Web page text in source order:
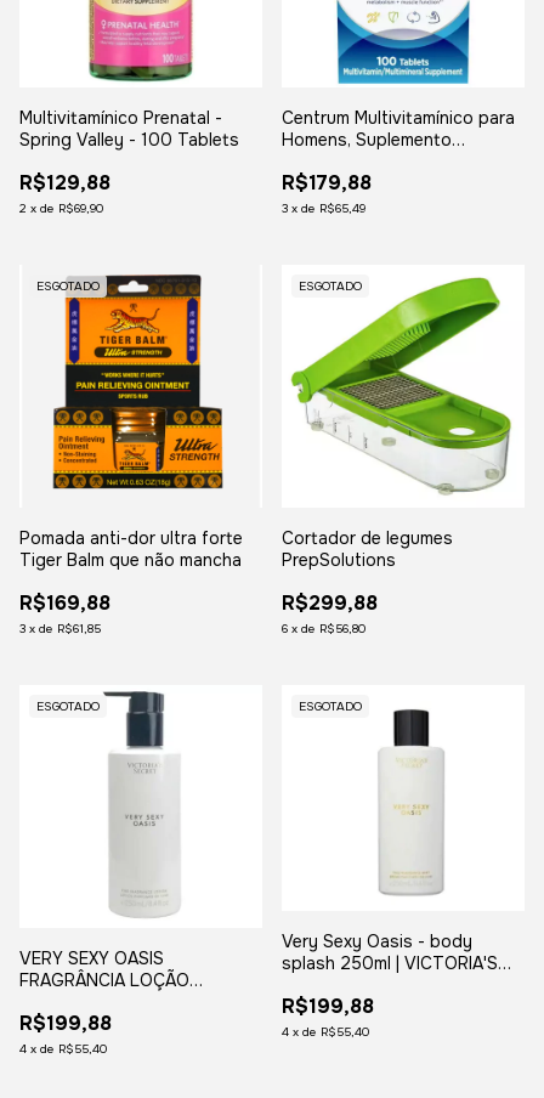
Multivitamínico Prenatal -
Spring Valley - 100 Tablets
R$129,88
2 x de R$69,90
Centrum Multivitamínico para
Homens, Suplemento
100 unidades
R$179,88
3 x de R$65,49
ESGOTADO
Pomada anti-dor ultra forte
Tiger Balm que não mancha
R$169,88
3 x de R$61,85
ESGOTADO
Cortador de legumes
PrepSolutions
R$299,88
6 x de R$56,80
ESGOTADO
VERY SEXY OASIS
FRAGRÂNCIA LOÇÃO
R$199,88
4 x de R$55,40
ESGOTADO
Very Sexy Oasis - body
splash 250ml | VICTORIA'S
R$199,88
4 x de R$55,40